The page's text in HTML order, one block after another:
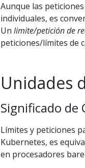
Aunque las
individuales, es
Un limite/petición de
peticiones/límites de
Unidades
Significado de
Límites y peticiones
Kubernetes, es
en procesadores